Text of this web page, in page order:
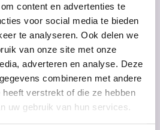
content en advertenties te
voor social media te bieden
te analyseren. Ook delen we
van onze site met onze
adverteren en analyse. Deze
combineren met andere
verstrekt of die ze hebben
uw gebruik van hun services.
vooruit